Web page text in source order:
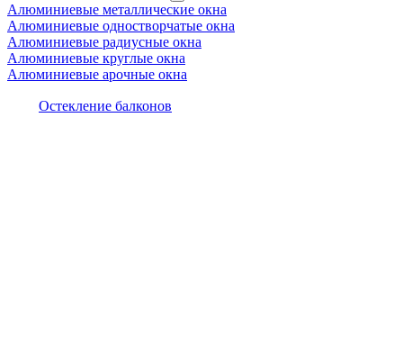
Алюминиевые металлические окна
Алюминиевые одностворчатые окна
Алюминиевые радиусные окна
Алюминиевые круглые окна
Алюминиевые арочные окна
Остекление балконов